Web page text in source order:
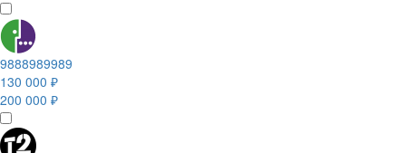
9888989989
130 000 ₽
200 000 ₽